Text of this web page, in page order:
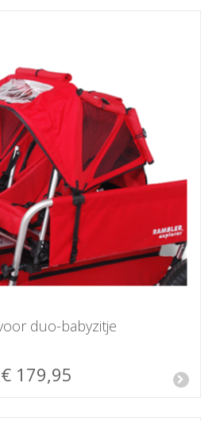
duo-babyzitje
€ 179,95